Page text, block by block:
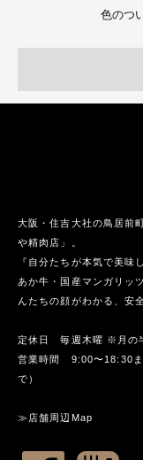
色のつ
大阪・住吉大社の鳥居前
や精肉店」。
『自分たちが本気で美味
あか牛・国産マンガリッ
んたちの顔がわかる、安
定休日 毎週木曜 ※月の
営業時間 9:00〜18:30ま
で）
≫店舗周辺Map